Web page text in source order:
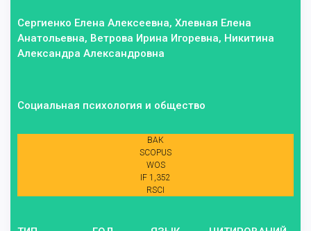
Сергиенко Елена Алексеевна, Хлевная Елена
Анатольевна, Ветрова Ирина Игоревна, Никитина
Александра Александровна
Социальная психология и общество
ВАК
SCOPUS
WOS
IF 1,352
RSCI